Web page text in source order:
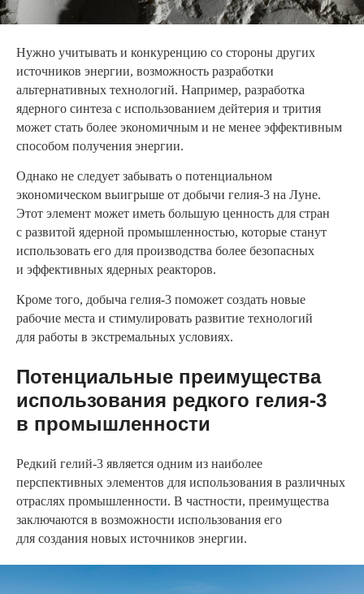
Нужно учитывать и конкуренцию со стороны других
источников энергии, возможность разработки
альтернативных технологий. Например, разработка
ядерного синтеза с использованием дейтерия и трития
может стать более экономичным и не менее эффективным
способом получения энергии.
Однако не следует забывать о потенциальном
экономическом выигрыше от добычи гелия-3 на Луне.
Этот элемент может иметь большую ценность для стран
с развитой ядерной промышленностью, которые станут
использовать его для производства более безопасных
и эффективных ядерных реакторов.
Кроме того, добыча гелия-3 поможет создать новые
рабочие места и стимулировать развитие технологий
для работы в экстремальных условиях.
Потенциальные преимущества
использования редкого гелия-3
в промышленности
Редкий гелий-3 является одним из наиболее
перспективных элементов для использования в различных
отраслях промышленности. В частности, преимущества
заключаются в возможности использования его
для создания новых источников энергии.